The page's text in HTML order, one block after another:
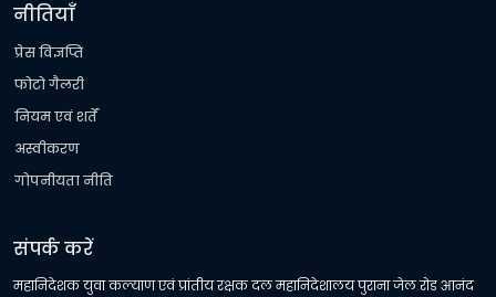
नीतियाँ
प्रेस विज्ञप्ति
फोटो गैलरी
नियम एवं शर्तें
अस्वीकरण
गोपनीयता नीति
संपर्क करें
महानिदेशक युवा कल्याण एवं प्रांतीय रक्षक दल महानिदेशालय पुराना जेल रोड आनंद